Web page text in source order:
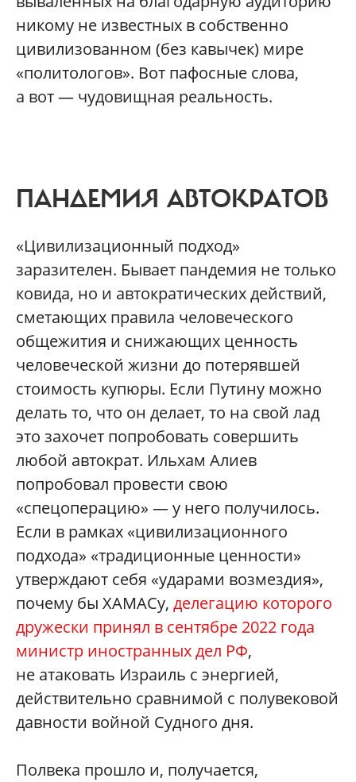
никому не известных в собственно
цивилизованном (без кавычек) мире
«политологов». Вот пафосные слова,
а вот — чудовищная реальность.
ПАНДЕМИЯ АВТОКРАТОВ
«Цивилизационный подход»
заразителен. Бывает пандемия не только
ковида, но и автократических действий,
сметающих правила человеческого
общежития и снижающих ценность
человеческой жизни до потерявшей
стоимость купюры. Если Путину можно
делать то, что он делает, то на свой лад
это захочет попробовать совершить
любой автократ. Ильхам Алиев
попробовал провести свою
«спецоперацию» — у него получилось.
Если в рамках «цивилизационного
подхода» «традиционные ценности»
утверждают себя «ударами возмездия»,
почему бы ХАМАСу, делегацию которого
дружески принял в сентябре 2022 года
министр иностранных дел РФ,
не атаковать Израиль с энергией,
действительно сравнимой с полувековой
давности вой­ной Судного дня.
Полвека прошло и, получается,